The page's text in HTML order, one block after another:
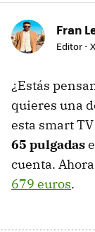
Fran
Editor -
¿Estás
quieres una
esta smart TV
65 pulgadas
cuenta.
679 euros.